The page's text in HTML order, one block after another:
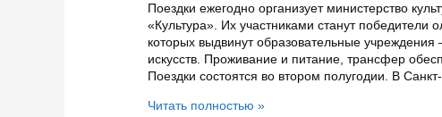
Поездки ежегодно организует министерство
«Культура». Их участниками станут победители
которых выдвинут образовательные
искусств. Проживание и питание, трансфер
Поездки состоятся во втором полугодии. В
Более
Читать полностью »